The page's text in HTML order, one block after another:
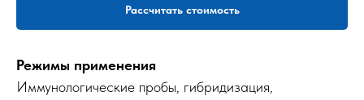
Рассчитать стоимость
Режимы применения
Иммунологические пробы, гибридизация,